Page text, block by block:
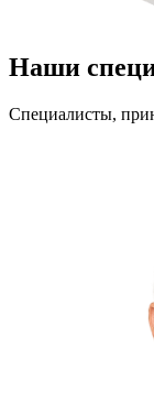
Наши
Специалисты,